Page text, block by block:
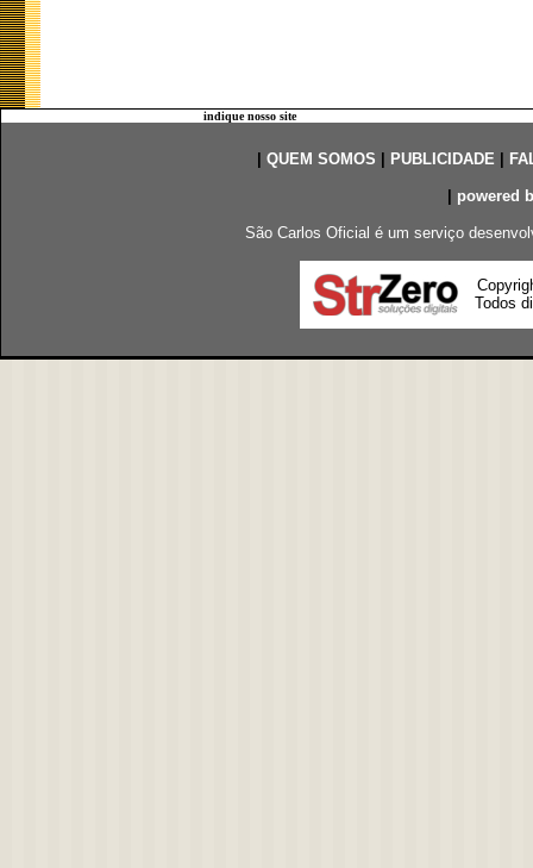
indique nosso site
QUEM SOMOS PUBLICIDADE|
powered
São Carlos Oficial é um serviço
Todos